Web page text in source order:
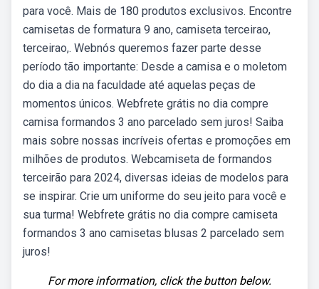
para você. Mais de 180 produtos exclusivos. Encontre
camisetas de formatura 9 ano, camiseta terceirao,
terceirao,. Webnós queremos fazer parte desse
período tão importante: Desde a camisa e o moletom
do dia a dia na faculdade até aquelas peças de
momentos únicos. Webfrete grátis no dia compre
camisa formandos 3 ano parcelado sem juros! Saiba
mais sobre nossas incríveis ofertas e promoções em
milhões de produtos. Webcamiseta de formandos
terceirão para 2024, diversas ideias de modelos para
se inspirar. Crie um uniforme do seu jeito para você e
sua turma! Webfrete grátis no dia compre camiseta
formandos 3 ano camisetas blusas 2 parcelado sem
juros!
For more information, click the button below.